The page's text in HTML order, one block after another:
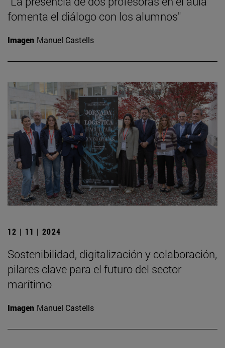
fomenta el diálogo con los alumnos"
Imagen Manuel Castells
12 | 11 | 2024
Sostenibilidad, digitalización y colaboración,
pilares clave para el futuro del sector
marítimo
Imagen Manuel Castells